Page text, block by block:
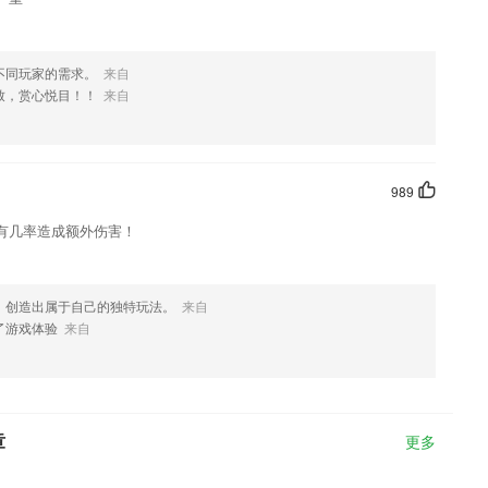
玩家的需求。
来自
赏心悦目！！
来自
989
率造成额外伤害！
造出属于自己的独特玩法。
来自
游戏体验 来自
更多